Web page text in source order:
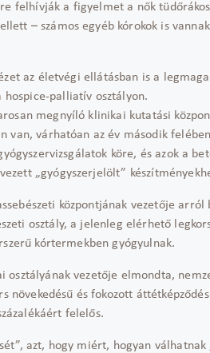
felhívják a figyelmet a nők
– számos egyéb kórokok is
az életvégi ellátásban is a
palliatív osztályon.
megnyíló klinikai kutatási
várhatóan az év második
köre, és azok a
„gyógyszerjelölt”
központjának vezetője
osztály, a jelenleg elérhető
kórtermekben gyógyulnak.
osztályának vezetője elmondta,
növekedésű és fokozott
felelős.
azt, hogy miért, hogyan